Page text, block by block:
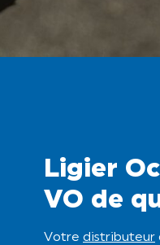
Ligier
VO de
Votre distributeur